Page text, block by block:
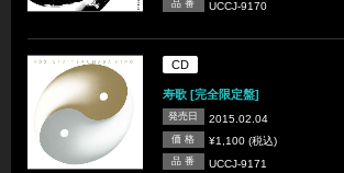
品 番 UCCJ-9170
CD
寿歌 [完全限定盤]
発売日 2015.02.04
価 格 ¥1,100 (税込)
品 番 UCCJ-9171